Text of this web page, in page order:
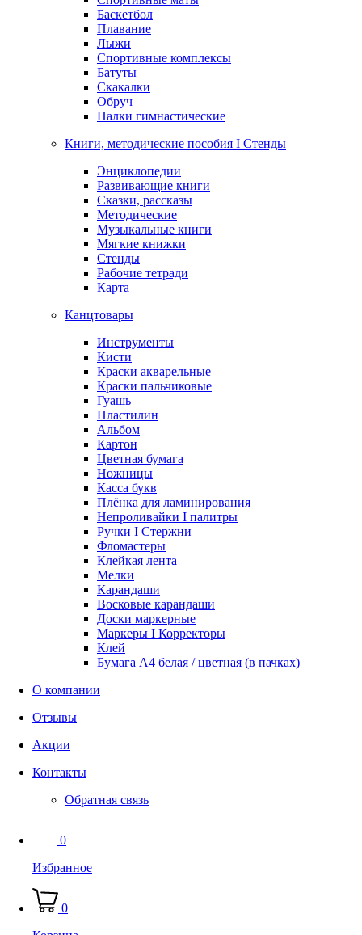
Баскетбол
Плавание
Лыжи
Спортивные комплексы
Батуты
Скакалки
Обруч
Палки гимнастические
Книги, методические пособия I Стенды
Энциклопедии
Развивающие книги
Сказки, рассказы
Методические
Музыкальные книги
Мягкие книжки
Стенды
Рабочие тетради
Карта
Канцтовары
Инструменты
Кисти
Краски акварельные
Краски пальчиковые
Гуашь
Пластилин
Альбом
Картон
Цветная бумага
Ножницы
Касса букв
Плёнка для ламинирования
Непроливайки I палитры
Ручки I Стержни
Фломастеры
Клейкая лента
Мелки
Карандаши
Восковые карандаши
Доски маркерные
Маркеры I Корректоры
Клей
Бумага А4 белая / цветная (в пачках)
О компании
Отзывы
Акции
Контакты
Обратная связь
0
Избранное
0